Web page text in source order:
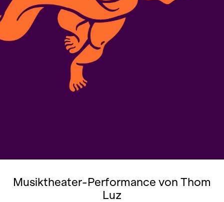
Musiktheater-Performance von Thom
Luz